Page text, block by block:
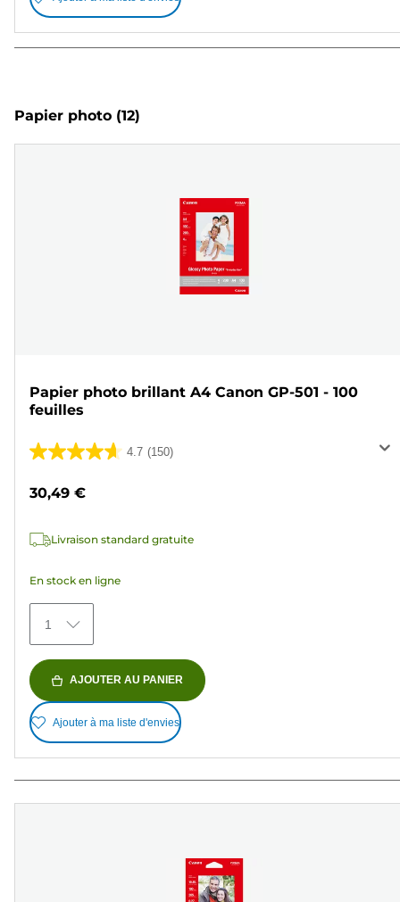
Papier photo (12)
Papier photo brillant A4 Canon GP-501 - 100
feuilles
4.7 (150)
4.7
5
150
30,49 €
Livraison standard gratuite
En stock en ligne
1
AJOUTER AU PANIER
Ajouter à ma liste d'envies